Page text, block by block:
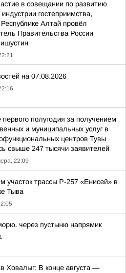
в совещании по развитию
гостеприимства,
Республике Алтай провёл
Правительства России
на 07.08.2026
первого полугодия за получением
и муниципальных услуг в
центров Тувы
свыше 247 тысячи заявителей
22:09
участок трассы Р-257 «Енисей» в
Тыва
через пустыню напрямик
Ховалыг: В конце августа —